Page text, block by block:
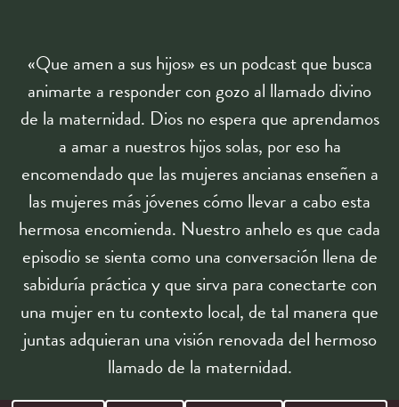
«Que amen a sus hijos» es un podcast que busca
animarte a responder con gozo al llamado divino
de la maternidad. Dios no espera que aprendamos
a amar a nuestros hijos solas, por eso ha
encomendado que las mujeres ancianas enseñen a
las mujeres más jóvenes cómo llevar a cabo esta
hermosa encomienda. Nuestro anhelo es que cada
episodio se sienta como una conversación llena de
sabiduría práctica y que sirva para conectarte con
una mujer en tu contexto local, de tal manera que
juntas adquieran una visión renovada del hermoso
llamado de la maternidad.